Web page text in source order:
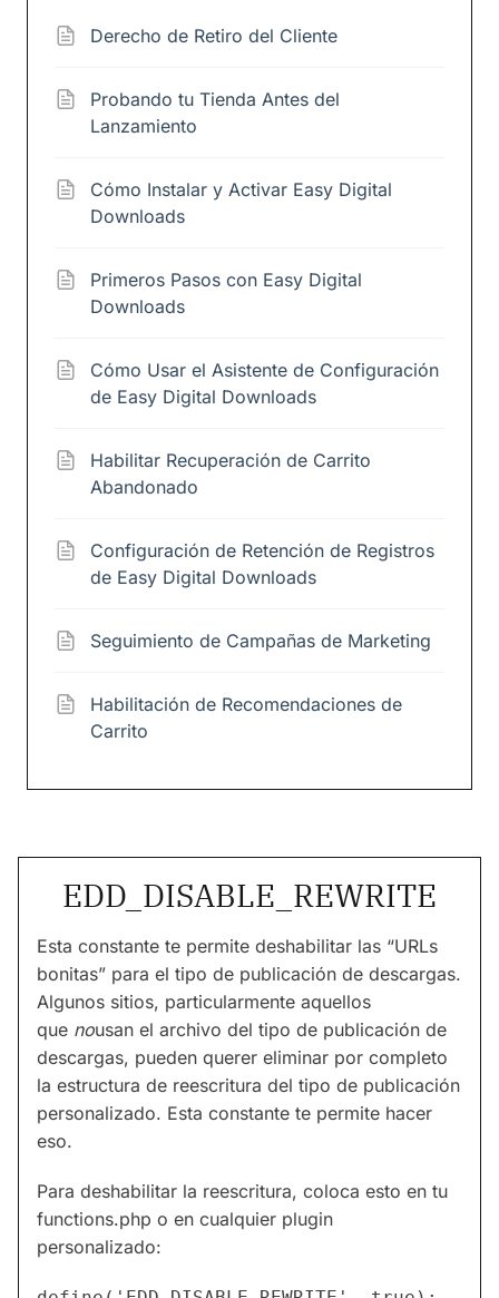
Derecho de Retiro del Cliente
Probando tu Tienda Antes del
Lanzamiento
Cómo Instalar y Activar Easy Digital
Downloads
Primeros Pasos con Easy Digital
Downloads
Cómo Usar el Asistente de Configuración
de Easy Digital Downloads
Habilitar Recuperación de Carrito
Abandonado
Configuración de Retención de Registros
de Easy Digital Downloads
Seguimiento de Campañas de Marketing
Habilitación de Recomendaciones de
Carrito
EDD_DISABLE_REWRITE
Esta constante te permite deshabilitar las “URLs
bonitas” para el tipo de publicación de descargas.
Algunos sitios, particularmente aquellos
que nousan el archivo del tipo de publicación de
descargas, pueden querer eliminar por completo
la estructura de reescritura del tipo de publicación
personalizado. Esta constante te permite hacer
eso.
Para deshabilitar la reescritura, coloca esto en tu
functions.php o en cualquier plugin
personalizado: